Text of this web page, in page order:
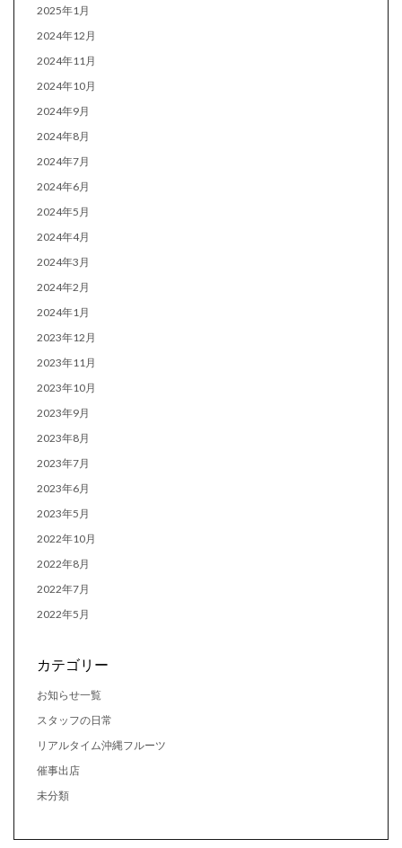
2025年1月
2024年12月
2024年11月
2024年10月
2024年9月
2024年8月
2024年7月
2024年6月
2024年5月
2024年4月
2024年3月
2024年2月
2024年1月
2023年12月
2023年11月
2023年10月
2023年9月
2023年8月
2023年7月
2023年6月
2023年5月
2022年10月
2022年8月
2022年7月
2022年5月
カテゴリー
お知らせ一覧
スタッフの日常
リアルタイム沖縄フルーツ
催事出店
未分類